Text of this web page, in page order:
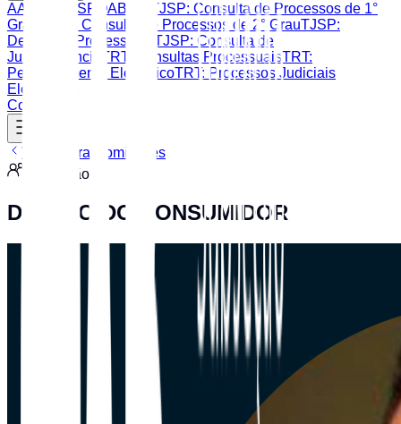
AASP CAASP OAB SP
TJSP: Consulta de Processos de 1°
Grau
TJSP: Consulta de Processos de 2° GrauTJSP:
Despesas Processuais
TJSP: Consulta de
Jurisprudência
TRT: Consultas ProcessuaisTRT:
Peticionamento EletrônicoTRT: Processos Judiciais
Eletrônicos
Contato
Voltar para Comissões
Comissão
DIREITO DO CONSUMIDOR